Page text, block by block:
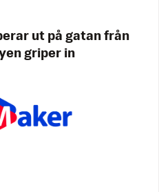
ut på gatan från
griper in